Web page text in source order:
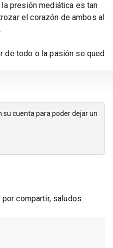
presión mediática es tan
el corazón de ambos al
de todo o la pasión se qued
su cuenta para poder dejar un
compartir, saludos.